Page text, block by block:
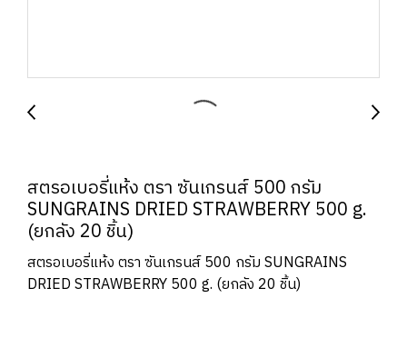
สตรอเบอรี่แห้ง ตรา ซันเกรนส์ 500 กรัม
SUNGRAINS DRIED STRAWBERRY 500 g.
(ยกลัง 20 ชิ้น)
สตรอเบอรี่แห้ง ตรา ซันเกรนส์ 500 กรัม SUNGRAINS
DRIED STRAWBERRY 500 g. (ยกลัง 20 ชิ้น)